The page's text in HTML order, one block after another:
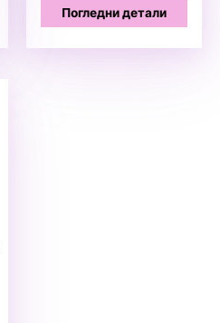
was:
2799 ден.
is:
Погледни детали